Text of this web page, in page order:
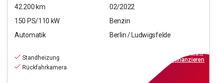
42.200 km
02/2022
150 PS/110 kW
Benzin
Automatik
Berlin / Ludwigsfelde
Standheizung
Rückfahrkamera
inkl.MwSt.
finanzieren